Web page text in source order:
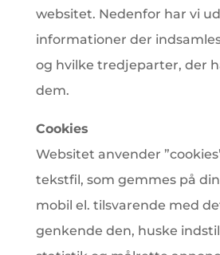
websitet. Nedenfor har vi
informationer der
og hvilke tredjeparter, der
dem.
Cookies
Websitet anvender
tekstfil, som gemmes på
mobil el. tilsvarende med
genkende den, huske